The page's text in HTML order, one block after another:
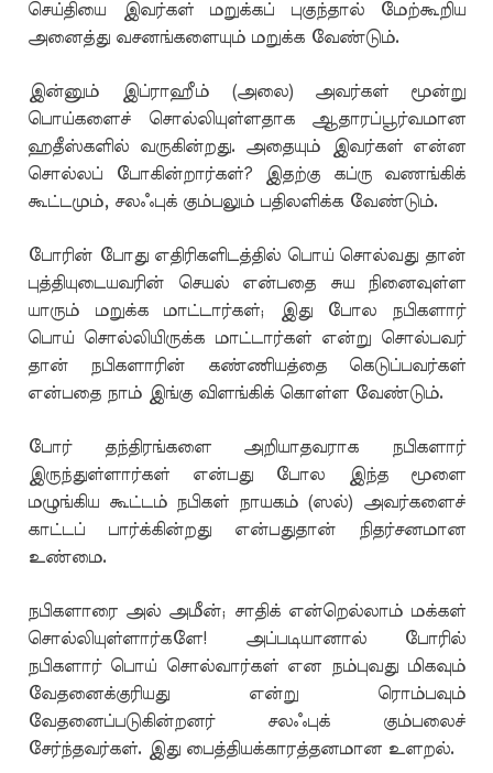
செய்தியை இவர்கள் மறுக்கப் புகுந்தால் மேற்கூறிய
அனைத்து வசனங்களையும் மறுக்க வேண்டும்.
இன்னும் இப்ராஹீம் (அலை) அவர்கள் மூன்று
பொய்களைச் சொல்லியுள்ளதாக ஆதாரப்பூர்வமான
ஹதீஸ்களில் வருகின்றது. அதையும் இவர்கள் என்ன
சொல்லப் போகின்றார்கள்? இதற்கு கப்ரு வணங்கிக்
கூட்டமும், சலஃபுக் கும்பலும் பதிலளிக்க வேண்டும்.
போரின் போது எதிரிகளிடத்தில் பொய் சொல்வது தான்
புத்தியுடையவரின் செயல் என்பதை சுய நினைவுள்ள
யாரும் மறுக்க மாட்டார்கள்; இது போல நபிகளார்
பொய் சொல்லியிருக்க மாட்டார்கள் என்று சொல்பவர்
தான் நபிகளாரின் கண்ணியத்தை கெடுப்பவர்கள்
என்பதை நாம் இங்கு விளங்கிக் கொள்ள வேண்டும்.
போர் தந்திரங்களை அறியாதவராக நபிகளார்
இருந்துள்ளார்கள் என்பது போல இந்த மூளை
மழுங்கிய கூட்டம் நபிகள் நாயகம் (ஸல்) அவர்களைச்
காட்டப் பார்க்கின்றது என்பதுதான் நிதர்சனமான
உண்மை.
நபிகளாரை அல் அமீன்; சாதிக் என்றெல்லாம் மக்கள்
சொல்லியுள்ளார்களே! அப்படியானால் போரில்
நபிகளார் பொய் சொல்வார்கள் என நம்புவது மிகவும்
வேதனைக்குரியது என்று ரொம்பவும்
வேதனைப்படுகின்றனர் சலஃபுக் கும்பலைச்
சேர்ந்தவர்கள். இது பைத்தியக்காரத்தனமான உளறல்.